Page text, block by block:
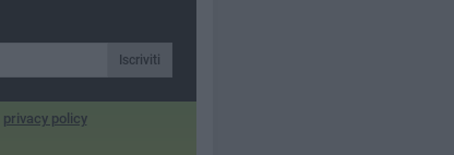
Iscriviti
privacy policy